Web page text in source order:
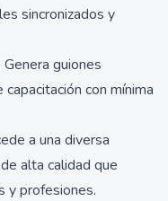
sincronizados y
guiones
con mínima
a una diversa
alta calidad que
y profesiones.